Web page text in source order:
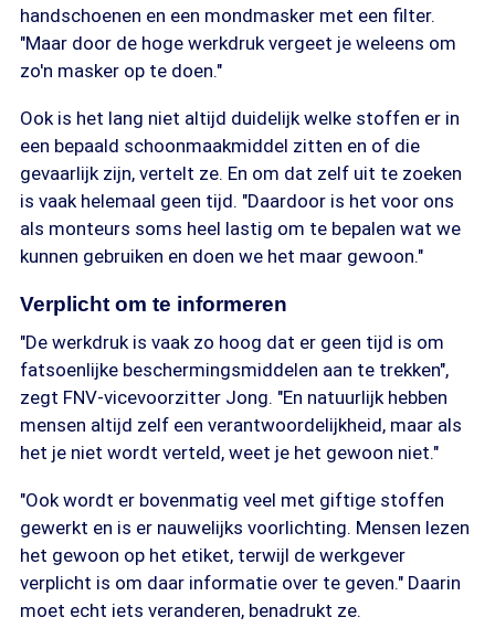
handschoenen en een mondmasker met een filter.
"Maar door de hoge werkdruk vergeet je weleens om
zo'n masker op te doen."
Ook is het lang niet altijd duidelijk welke stoffen er in
een bepaald schoonmaakmiddel zitten en of die
gevaarlijk zijn, vertelt ze. En om dat zelf uit te zoeken
is vaak helemaal geen tijd. "Daardoor is het voor ons
als monteurs soms heel lastig om te bepalen wat we
kunnen gebruiken en doen we het maar gewoon."
Verplicht om te informeren
"De werkdruk is vaak zo hoog dat er geen tijd is om
fatsoenlijke beschermingsmiddelen aan te trekken",
zegt FNV-vicevoorzitter Jong. "En natuurlijk hebben
mensen altijd zelf een verantwoordelijkheid, maar als
het je niet wordt verteld, weet je het gewoon niet."
"Ook wordt er bovenmatig veel met giftige stoffen
gewerkt en is er nauwelijks voorlichting. Mensen lezen
het gewoon op het etiket, terwijl de werkgever
verplicht is om daar informatie over te geven." Daarin
moet echt iets veranderen, benadrukt ze.